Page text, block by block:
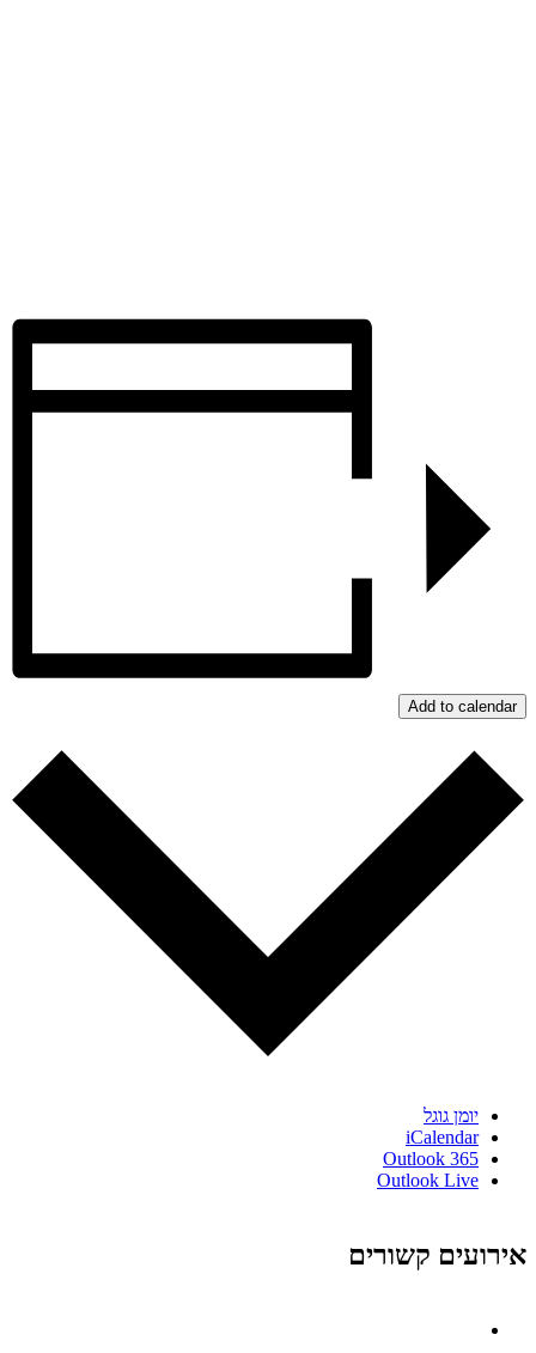
Add to calendar
יומן גוגל
iCalendar
Outlook 365
Outlook Live
אירועים קשורים